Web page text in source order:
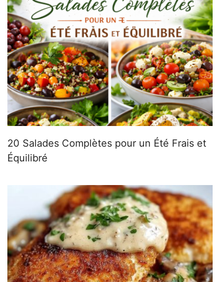
20 Salades Complètes pour un Été Frais et
Équilibré